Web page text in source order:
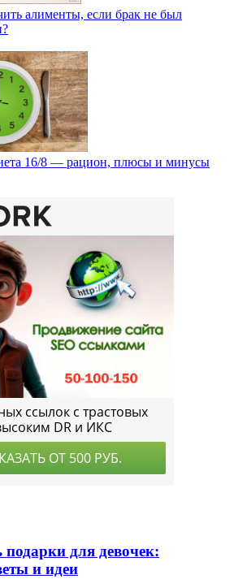
алименты, если брак не был
16/8 — рацион, плюсы и минусы
для девочек:
и идеи